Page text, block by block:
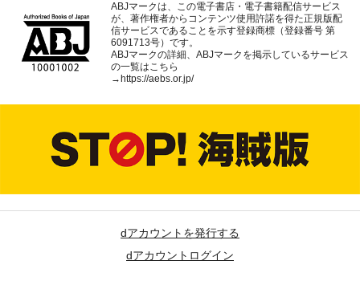
ABJマークは、この電子書店・電子書籍配信サービス
が、著作権者からコンテンツ使用許諾を得た正規版配
信サービスであることを示す登録商標（登録番号 第
6091713号）です。
ABJマークの詳細、ABJマークを掲示しているサービス
の一覧はこちら
→ https://aebs.or.jp/
dアカウントを発行する
dアカウントログイン